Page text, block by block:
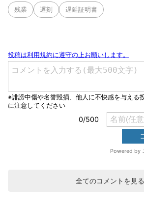
残業 遅刻 遅延証明書
全てのコメントを見る